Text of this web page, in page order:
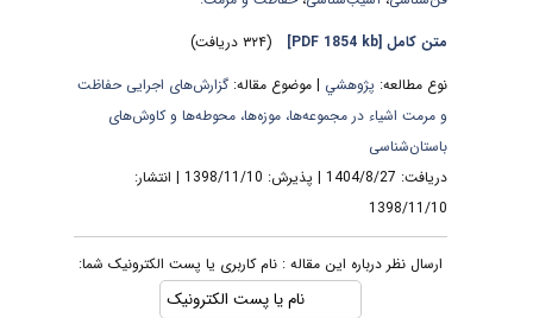
متن کامل[PDF 1854 kb]
نوع مطالعه:پژوهشي| موضوع مقاله:گزارش‌های اجرایی حفاظت
و مرمت اشیاء در مجموعه‌ها، موزه‌ها، محوطه‌ها و کاوش‌های
باستان‌شناسی
دریافت: 1404/8/27 | پذیرش: 1398/11/10 | انتشار:
1398/11/10
ارسال نظر درباره این مقاله : نام کاربری یا پست الکترونیک شما: